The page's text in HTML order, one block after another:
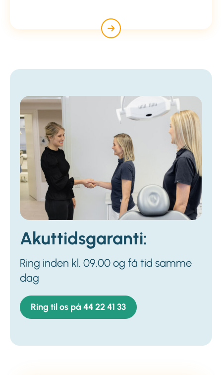
Akuttidsgaranti:
Ring inden kl. 09.00 og få tid samme
dag
Ring til os på 44 22 41 33